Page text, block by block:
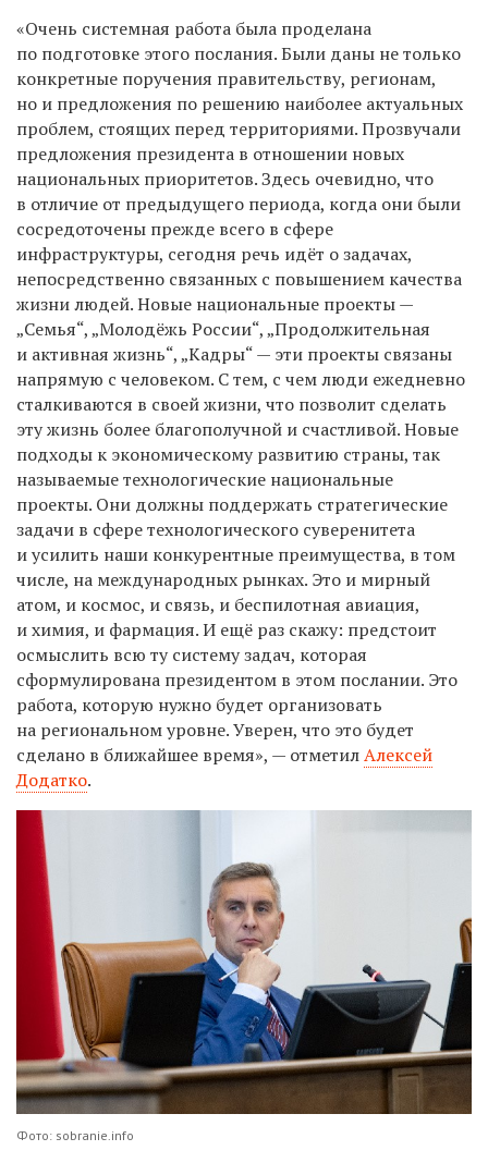
«Очень системная работа была проделана
по подготовке этого послания. Были даны не только
конкретные поручения правительству, регионам,
но и предложения по решению наиболее актуальных
проблем, стоящих перед территориями. Прозвучали
предложения президента в отношении новых
национальных приоритетов. Здесь очевидно, что
в отличие от предыдущего периода, когда они были
сосредоточены прежде всего в сфере
инфраструктуры, сегодня речь идёт о задачах,
непосредственно связанных с повышением качества
жизни людей. Новые национальные проекты —
„Семья“, „Молодёжь России“, „Продолжительная
и активная жизнь“, „Кадры“ — эти проекты связаны
напрямую с человеком. С тем, с чем люди ежедневно
сталкиваются в своей жизни, что позволит сделать
эту жизнь более благополучной и счастливой. Новые
подходы к экономическому развитию страны, так
называемые технологические национальные
проекты. Они должны поддержать стратегические
задачи в сфере технологического суверенитета
и усилить наши конкурентные преимущества, в том
числе, на международных рынках. Это и мирный
атом, и космос, и связь, и беспилотная авиация,
и химия, и фармация. И ещё раз скажу: предстоит
осмыслить всю ту систему задач, которая
сформулирована президентом в этом послании. Это
работа, которую нужно будет организовать
на региональном уровне. Уверен, что это будет
сделано в ближайшее время», — отметилАлексей
Додатко.
Фото: sobranie.info